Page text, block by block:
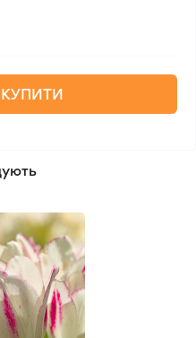
КУПИТИ